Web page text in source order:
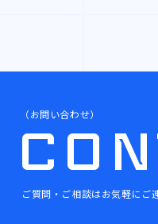
（お問い合わせ）
ご質問・ご相談はお気軽にご